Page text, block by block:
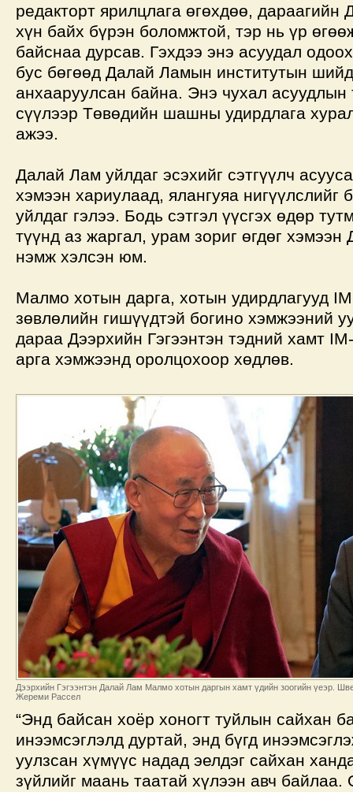
редакторт ярилцлага өгөхдөө, дараагийн
хүн байх бүрэн боломжтой, тэр нь үр
байснаа дурсав. Гэхдээ энэ асуудал
бус бөгөөд Далай Ламын институтын
анхааруулсан байна. Энэ чухал
сүүлээр Төвөдийн шашны удирдлага
ажээ.
Далай Лам уйлдаг эсэхийг сэтгүүлч
хэмээн хариулаад, ялангуяа нигүүлслийг
уйлдаг гэлээ. Бодь сэтгэл үүсгэх өдөр
түүнд аз жаргал, урам зориг өгдөг хэмээн
нэмж хэлсэн юм.
Малмо хотын дарга, хотын удирдлагууд
зөвлөлийн гишүүдтэй богино хэмжээний
дараа Дээрхийн Гэгээнтэн тэдний хамт
арга хэмжээнд оролцохоор хөдлөв.
Дээрхийн Гэгээнтэн Далай Лам Малмо хотын даргын хамт үдийн зоогийн үеэр.
Жереми Рассел
“Энд байсан хоёр хоногт туйлын сайхан
инээмсэглэлд дуртай, энд бүгд
уулзсан хүмүүс надад эелдэг сайхан
зүйлийг маань таатай хүлээн авч байлаа.